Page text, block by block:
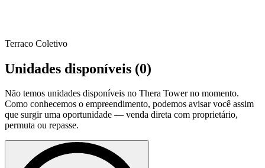
Terraco Coletivo
Unidades disponíveis (0)
Não temos unidades disponíveis no Thera Towerno momento.
Como conhecemos o empreendimento, podemos avisar você assim
que surgir uma oportunidade — venda direta com proprietário,
permuta ou repasse.